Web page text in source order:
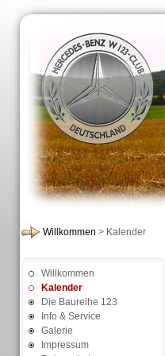
Willkommen > Kalender
Willkommen
Kalender
Die Baureihe 123
Info & Service
Galerie
Impressum